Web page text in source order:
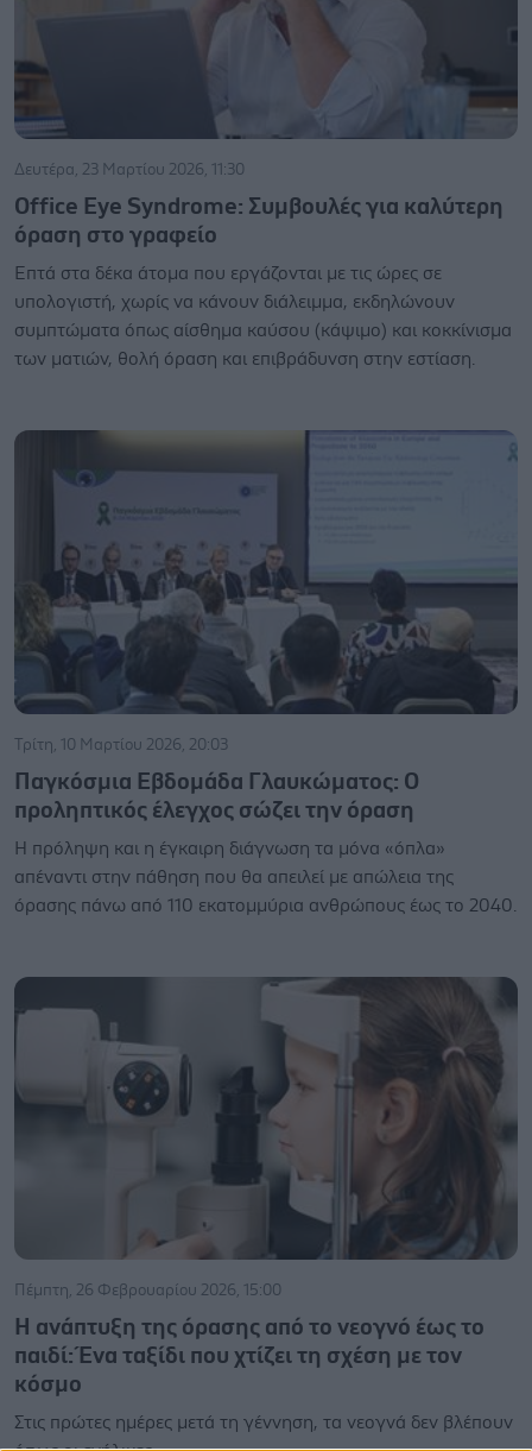
Δευτέρα, 23 Μαρτίου 2026, 11:30
Office Eye Syndrome: Συμβουλές για καλύτερη
όραση στο γραφείο
Eπτά στα δέκα άτομα που εργάζονται με τις ώρες σε
υπολογιστή, χωρίς να κάνουν διάλειμμα, εκδηλώνουν
συμπτώματα όπως αίσθημα καύσου (κάψιμο) και κοκκίνισμα
των ματιών, θολή όραση και επιβράδυνση στην εστίαση.
Τρίτη, 10 Μαρτίου 2026, 20:03
Παγκόσμια Εβδομάδα Γλαυκώματος: Ο
προληπτικός έλεγχος σώζει την όραση
Η πρόληψη και η έγκαιρη διάγνωση τα μόνα «όπλα»
απέναντι στην πάθηση που θα απειλεί με απώλεια της
όρασης πάνω από 110 εκατομμύρια ανθρώπους έως το 2040.
Πέμπτη, 26 Φεβρουαρίου 2026, 15:00
Η ανάπτυξη της όρασης από το νεογνό έως το
παιδί: Ένα ταξίδι που χτίζει τη σχέση με τον
κόσμο
Στις πρώτες ημέρες μετά τη γέννηση, τα νεογνά δεν βλέπουν